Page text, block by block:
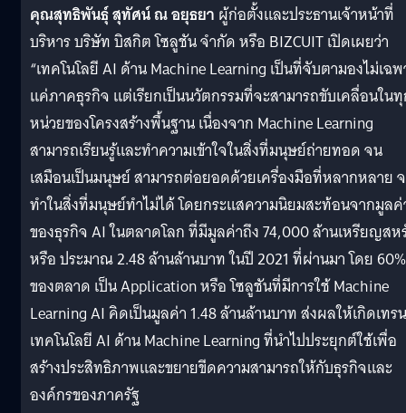
คุณสุทธิพันธุ์ สุทัศน์ ณ อยุธยา ผู้ก่อตั้งและประธานเจ้าหน้าที่
บริหาร บริษัท บิสกิต โซลูชัน จำกัด หรือ BIZCUIT เปิดเผยว่า
“เทคโนโลยี AI ด้าน Machine Learning เป็นที่จับตามองไม่เฉ
แค่ภาคธุรกิจ แต่เรียกเป็นนวัตกรรมที่จะสามารถขับเคลื่อนใน
หน่วยของโครงสร้างพื้นฐาน เนื่องจาก Machine Learning
สามารถเรียนรู้และทำความเข้าใจในสิ่งที่มนุษย์ถ่ายทอด จน
เสมือนเป็นมนุษย์ สามารถต่อยอดด้วยเครื่องมือที่หลากหลาย
ทำในสิ่งที่มนุษย์ทำไม่ได้ โดยกระแสความนิยมสะท้อนจากมูล
ของธุรกิจ AI ในตลาดโลก ที่มีมูลค่าถึง 74,000 ล้านเหรียญสห
หรือ ประมาณ 2.48 ล้านล้านบาท ในปี 2021 ที่ผ่านมา โดย 60%
ของตลาด เป็น Application หรือ โซลูชันที่มีการใช้ Machine
Learning AI คิดเป็นมูลค่า 1.48 ล้านล้านบาท ส่งผลให้เกิดเทร
เทคโนโลยี AI ด้าน Machine Learning ที่นำไปประยุกต์ใช้เพื่อ
สร้างประสิทธิภาพและขยายขีดความสามารถให้กับธุรกิจและ
องค์กรของภาครัฐ